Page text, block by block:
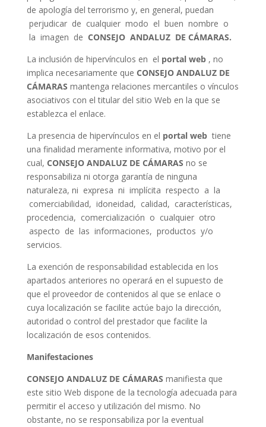
de apología del terrorismo y, en general, puedan
perjudicar de cualquier modo el buen nombre o
la imagen de CONSEJO ANDALUZ DE CÁMARAS.
La inclusión de hipervínculos en el portal web, no
implica necesariamente que CONSEJO ANDALUZ DE
CÁMARAS mantenga relaciones mercantiles o vínculos
asociativos con el titular del sitio Web en la que se
establezca el enlace.
La presencia de hipervínculos en el portal webtiene
una finalidad meramente informativa, motivo por el
cual, CONSEJO ANDALUZ DE CÁMARAS no se
responsabiliza ni otorga garantía de ninguna
naturaleza, ni expresa ni implícita respecto a la
comerciabilidad, idoneidad, calidad, características,
procedencia, comercialización o cualquier otro
aspecto de las informaciones, productos y/o
servicios.
La exención de responsabilidad establecida en los
apartados anteriores no operará en el supuesto de
que el proveedor de contenidos al que se enlace o
cuya localización se facilite actúe bajo la dirección,
autoridad o control del prestador que facilite la
localización de esos contenidos.
Manifestaciones
CONSEJO ANDALUZ DE CÁMARAS manifiesta que
este sitio Web dispone de la tecnología adecuada para
permitir el acceso y utilización del mismo. No
obstante, no se responsabiliza por la eventual